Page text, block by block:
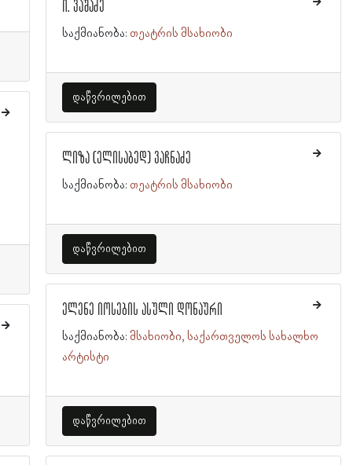
ი. ვაშაძე
საქმიანობა: თეატრის მსახიობი
დაწვრილებით
ლიზა (ელისაბედ) ვაჩნაძე
საქმიანობა: თეატრის მსახიობი
დაწვრილებით
ელენე იოსების ასული დონაური
საქმიანობა: მსახიობი საქართველოს სახალხო
არტისტი
დაწვრილებით